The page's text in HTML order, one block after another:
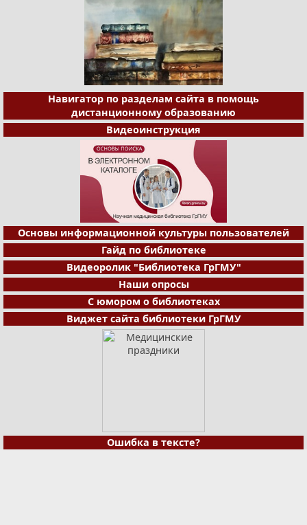
Навигатор по разделам сайта в помощь
дистанционному образованию
Видеоинструкция
Основы информационной культуры пользователей
Гайд по библиотеке
Видеоролик "Библиотека ГрГМУ"
Наши опросы
С юмором о библиотеках
Виджет сайта библиотеки ГрГМУ
Ошибка в тексте?